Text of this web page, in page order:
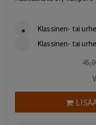
Klassinen- tai
Klassinen- tai
45